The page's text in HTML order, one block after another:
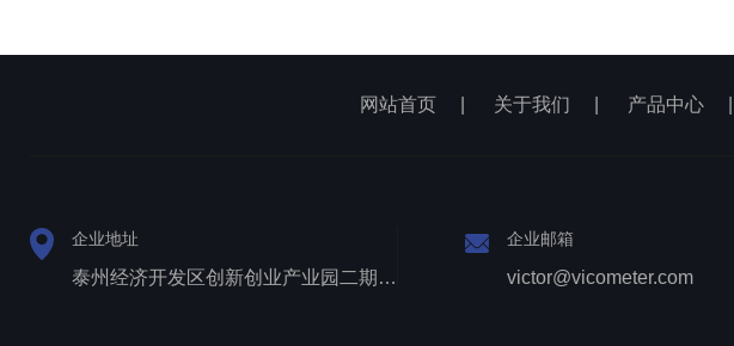
网站首页 关于我们 产品中心
企业地址
泰州经济开发区创新创业产业园二期1号厂房西侧三层
企业邮箱
victor@vicometer.com